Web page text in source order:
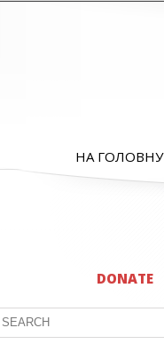
НА ГОЛОВНУ
DONATE